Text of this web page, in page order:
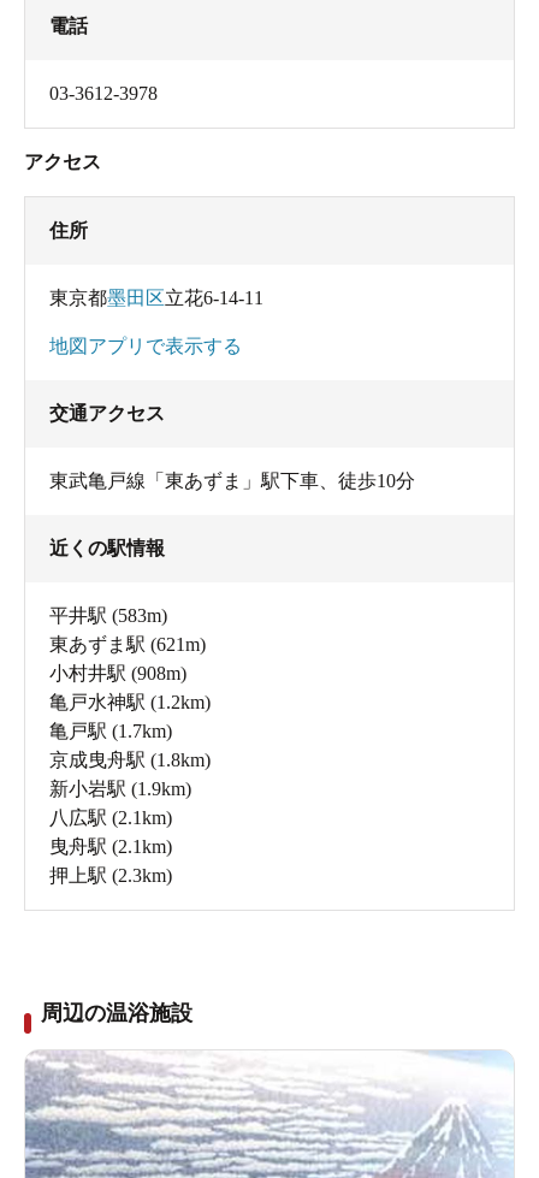
電話
03-3612-3978
アクセス
住所
東京都墨田区立花6-14-11
地図アプリで表示する
交通アクセス
東武亀戸線「東あずま」駅下車、徒歩10分
近くの駅情報
平井駅 (583m)
東あずま駅 (621m)
小村井駅 (908m)
亀戸水神駅 (1.2km)
亀戸駅 (1.7km)
京成曳舟駅 (1.8km)
新小岩駅 (1.9km)
八広駅 (2.1km)
曳舟駅 (2.1km)
押上駅 (2.3km)
周辺の温浴施設